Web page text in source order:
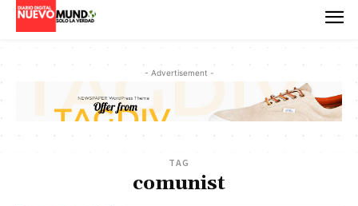
- Advertisement -
TAG
comunist